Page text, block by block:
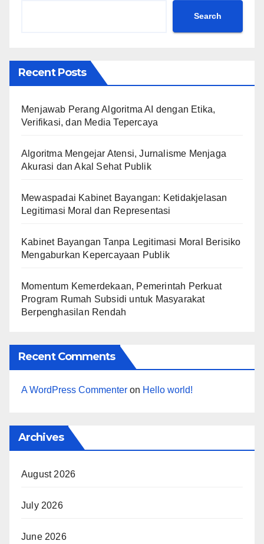
Search
Recent Posts
Menjawab Perang Algoritma AI dengan Etika,
Verifikasi, dan Media Tepercaya
Algoritma Mengejar Atensi, Jurnalisme Menjaga
Akurasi dan Akal Sehat Publik
Mewaspadai Kabinet Bayangan: Ketidakjelasan
Legitimasi Moral dan Representasi
Kabinet Bayangan Tanpa Legitimasi Moral Berisiko
Mengaburkan Kepercayaan Publik
Momentum Kemerdekaan, Pemerintah Perkuat
Program Rumah Subsidi untuk Masyarakat
Berpenghasilan Rendah
Recent Comments
A WordPress Commenter on Hello world!
Archives
August 2026
July 2026
June 2026